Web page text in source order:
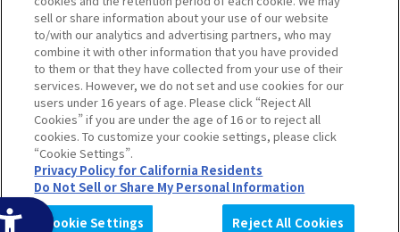
©BANDAI SPIRITS CO.,LTD. ALL RIGHTS RESERVED.
sell or share information about your use of our website
to/with our analytics and advertising partners, who may
combine it with other information that you have provided
to them or that they have collected from your use of their
services. However, we do not set and use cookies for our
users under 16 years of age. Please click “Reject All
Cookies” if you are under the age of 16 or to reject all
cookies. To customize your cookie settings, please click
“Cookie Settings”.
Privacy Policy for California Residents
Do Not Sell or Share My Personal Information
Cookie Settings Reject All Cookies